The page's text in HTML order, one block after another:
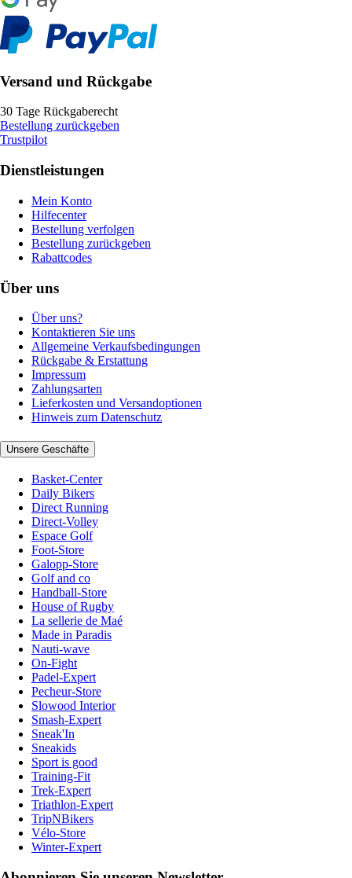
Versand und Rückgabe
30 Tage Rückgaberecht
Bestellung zurückgeben
Trustpilot
Dienstleistungen
Mein Konto
Hilfecenter
Bestellung verfolgen
Bestellung zurückgeben
Rabattcodes
Über uns
Über uns?
Kontaktieren Sie uns
Allgemeine Verkaufsbedingungen
Rückgabe & Erstattung
Impressum
Zahlungsarten
Lieferkosten und Versandoptionen
Hinweis zum Datenschutz
Unsere Geschäfte
Basket-Center
Daily Bikers
Direct Running
Direct-Volley
Espace Golf
Foot-Store
Galopp-Store
Golf and co
Handball-Store
House of Rugby
La sellerie de Maé
Made in Paradis
Nauti-wave
On-Fight
Padel-Expert
Pecheur-Store
Slowood Interior
Smash-Expert
Sneak'In
Sneakids
Sport is good
Training-Fit
Trek-Expert
Triathlon-Expert
TripNBikers
Vélo-Store
Winter-Expert